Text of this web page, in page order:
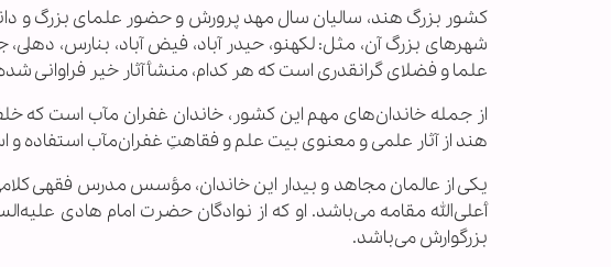
کشور بزرگ هند، سالیان سال مهد پرورش و حضور علمای بزرگ و
شهرهای بزرگ آن، مثل: لكهنو، حیدر آباد، فیض آباد، بنارس، دهلى،
علما و فضلای گرانقدری است که هر کدام، منشأ آثار خیر فراوانی
از جمله خاندان‌های مهم این کشور، خاندان غفران مآب است که
هند از آثار علمی و معنوی بیت علم و فقاهتِ غفران‌مآب استفاده و
یکی از عالمان مجاهد و بیدار این خاندان، مؤسس مدرس فقهی
أعلی‌الله مقامه می‌باشد. او که از نوادگان حضرت امام هادی
بزرگوارش می‌باشد.